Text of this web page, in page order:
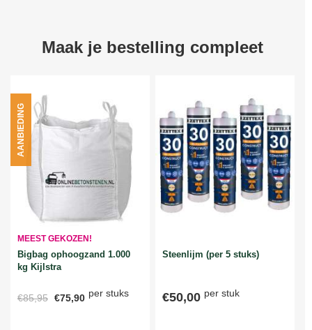
Maak je bestelling compleet
MEEST GEKOZEN!
Bigbag ophoogzand 1.000
kg Kijlstra
€85,95 €75,90 per stuks
AANBIEDING
Steenlijm (per 5 stuks)
€50,00 per stuk